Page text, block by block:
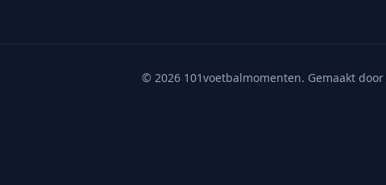
© 2026 101voetbalmomenten. Gemaakt door